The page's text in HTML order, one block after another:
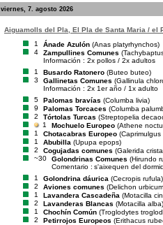
viernes, 7. agosto 2026
Aiguamolls del Pla, El Pla de Santa Maria / el
1
Ánade Azulón (Anas platyrhynchos)
4
Zampullines Comunes
Información : 2x pollos / 2x adultos
1
Busardo Ratonero (Buteo buteo)
3
Gallinetas Comunes (Gallinula
Información : 2x 1er año / 1x adulto
5
Palomas bravías (Columba livia)
9
Palomas Torcaces (Columba
2
Tórtolas Turcas (Streptopelia
1
Mochuelo Europeo (Athene
1
Chotacabras Europeo
1
Abubilla (Upupa epops)
2
Cogujadas comunes (Galerida
~30
Golondrinas Comunes (Hirundo
Comentario : s'aixequen del
1
Golondrina dáurica (Cecropis rufula)
2
Aviones comunes (Delichon
1
Lavandera Cascadeña (Motacilla
2
Lavanderas Blancas (Motacilla alba)
1
Chochín Común (Troglodytes
2
Petirrojos Europeos (Erithacus